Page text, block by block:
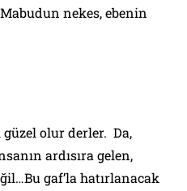
nekes, ebenin
olur derler. Da,
ardısıra gelen,
gaf’la hatırlanacak